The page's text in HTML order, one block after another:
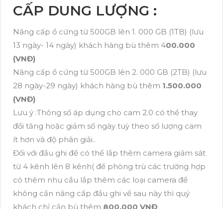
CẤP DUNG LƯỢNG :
Nâng cấp ổ cứng từ 500GB lên 1. 000 GB (1TB) (lưu
13 ngày- 14 ngày) khách hàng bù thêm 400.000
(VNĐ)
Nâng cấp ổ cứng từ 500GB lên 2. 000 GB (2TB) (lưu
28 ngày-29 ngày) khách hàng bù thêm 1.500.000
(VNĐ)
Lưu ý :Thông số áp dụng cho cam 2.0 có thể thay
đổi tăng hoặc giảm số ngày tuỳ theo số lượng cam
ít hơn và độ phân giải..
Đối với đầu ghi để có thể lắp thêm camera giám sát
từ 4 kênh lên 8 kênh( để phòng trù các trường hợp
có thêm nhu cầu lắp thêm các loại camera để
không cần nâng cấp đầu ghi về sau này thì quý
khách chỉ cần bù thêm 800,000 VNĐ